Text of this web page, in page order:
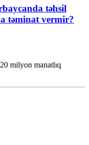
təhsil
təminat vermir?
milyon manatlıq